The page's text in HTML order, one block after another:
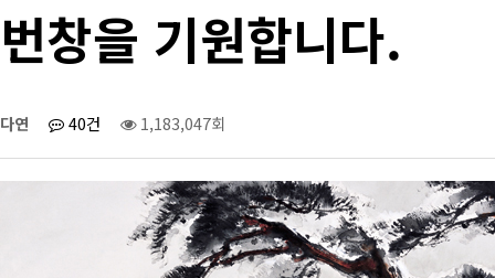
번창을 기원합니다.
다연 40건 1,183,047회